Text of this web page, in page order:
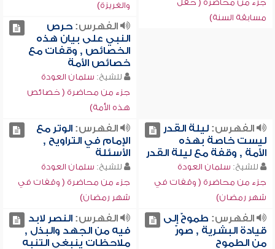
جزء من محاضرة ( حفل
مسابقة السنة)
والغريزة)
الفهرس:حرص
النبي على بيان هذه
الخصائص , وقفات مع
خصائص الأمة
للشيخ: سلمان العودة
جزء من محاضرة ( خصائص
هذه الأمة)
الفهرس:ليلة القدر
ليست خاصة بهذه
الأمة , وقفة مع ليلة القدر
للشيخ: سلمان العودة
جزء من محاضرة ( وقفات في
شهر رمضان)
الفهرس:الوتر مع
الإمام في التراويح ,
الأسئلة
للشيخ: سلمان العودة
جزء من محاضرة ( وقفات في
شهر رمضان)
الفهرس: طموحٌ إلى
قيادة البشرية , صورٌ
من الطموح
الفهرس:النصر لابد
فيه من الجهد والبذل ,
ملاحظات ينبغي التنبه